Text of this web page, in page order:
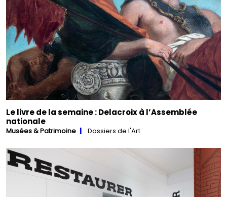
Le livre de la semaine : Delacroix à l’Assemblée
nationale
Musées & Patrimoine Dossiers de l'Art